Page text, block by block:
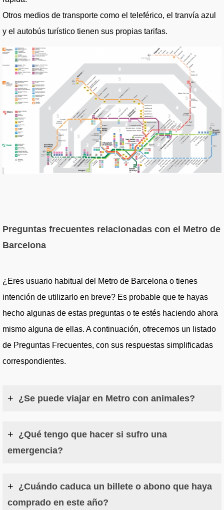
Otros medios de transporte como el teleférico, el tranvía azul
y el autobús turístico tienen sus propias tarifas.
Preguntas frecuentes relacionadas con el Metro de
Barcelona
¿Eres usuario habitual del Metro de Barcelona o tienes
intención de utilizarlo en breve? Es probable que te hayas
hecho algunas de estas preguntas o te estés haciendo ahora
mismo alguna de ellas. A continuación, ofrecemos un listado
de Preguntas Frecuentes, con sus respuestas simplificadas
correspondientes.
+ ¿Se puede viajar en Metro con animales?
+ ¿Qué tengo que hacer si sufro una
emergencia?
+ ¿Cuándo caduca un billete o abono que haya
comprado en este año?